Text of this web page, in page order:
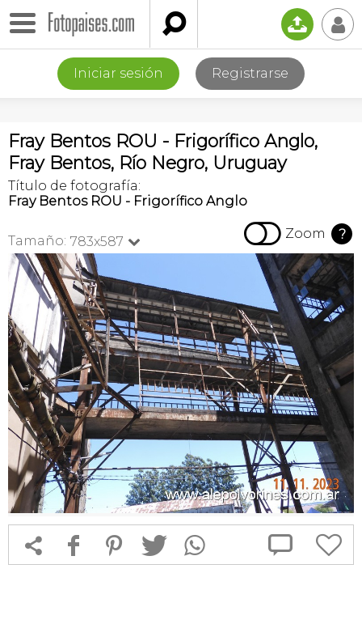
 📤 👤
Iniciar sesión Registrarse
Fray Bentos ROU - Frigorífico Anglo,
Fray Bentos, Río Negro, Uruguay
Título de fotografía:
Fray Bentos ROU - Frigorífico Anglo
Tamaño: 783x587   Zoom ?
 f 1 T  